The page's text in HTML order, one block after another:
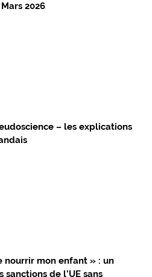
2026
– les explications
nourrir mon enfant » : un
de l’UE sans